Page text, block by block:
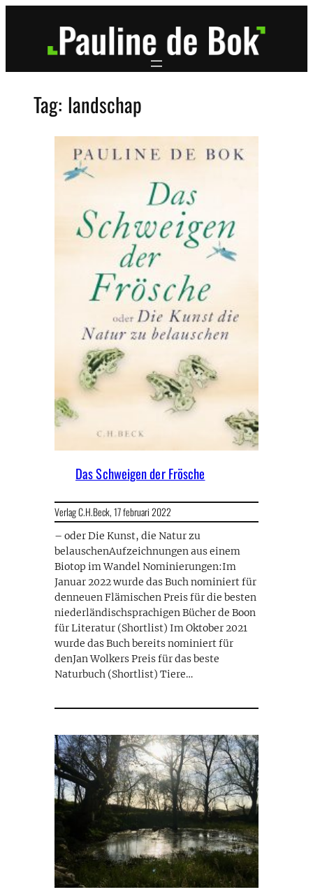
Tag: landschap
Das Schweigen der Frösche
Verlag C.H.Beck,17 februari 2022
– oder Die Kunst, die Natur zu
belauschenAufzeichnungen aus einem
Biotop im Wandel Nominierungen:Im
Januar 2022 wurde das Buch nominiert für
denneuen Flämischen Preis für die besten
niederländischsprachigen Bücher de Boon
für Literatur (Shortlist) Im Oktober 2021
wurde das Buch bereits nominiert für
denJan Wolkers Preis für das beste
Naturbuch (Shortlist) Tiere…